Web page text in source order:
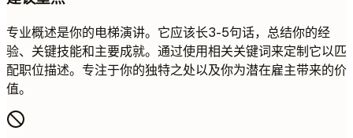
专业概述是你的电梯演讲。它应该长3-5句话，总结你的经
验、关键技能和主要成就。通过使用相关关键词来定制它以匹
配职位描述。专注于你的独特之处以及你为潜在雇主带来的价
值。